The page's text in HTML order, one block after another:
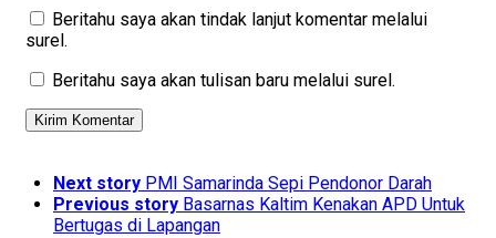
Beritahu saya akan tindak lanjut komentar melalui
surel.
Beritahu saya akan tulisan baru melalui surel.
Next story PMI Samarinda Sepi Pendonor Darah
Previous story Basarnas Kaltim Kenakan APD Untuk
Bertugas di Lapangan